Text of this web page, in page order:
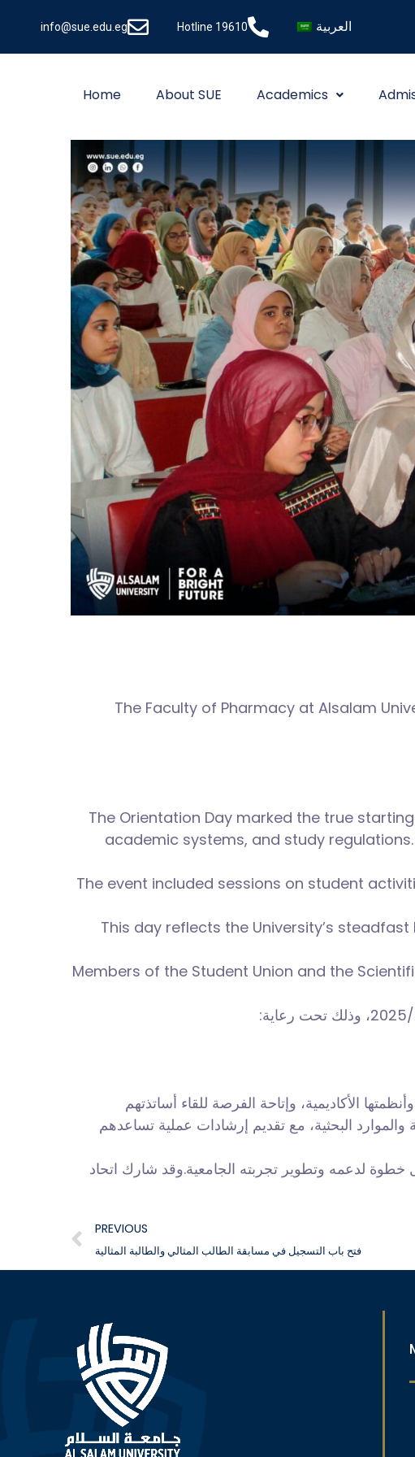
info@sue.edu.eg Hotline 19610 العربية
Home About SUE Academics
The Faculty of Pharmacy at Alsalam
The Orientation Day marked the true
academic systems, and study
The event included sessions on student
This day reflects the University’s
Members of the Student Union and the
الأكاديمية، وإتاحة الفرصة للقاء أساتذتهم
البحثية، مع تقديم إرشادات عملية تساعدهم
خطوة لدعمه وتطوير تجربته الجامعية.وقد شارك اتحاد
PREVIOUS
فتح باب التسجيل في مسابقة الطالب المثالي والطالبة المثالية